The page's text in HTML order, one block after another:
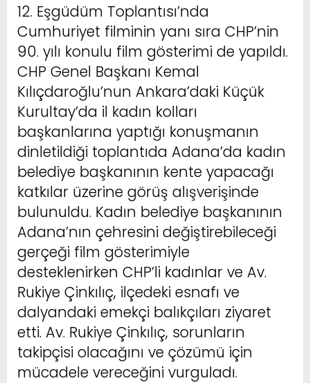
12. Eşgüdüm Toplantısı’nda
Cumhuriyet filminin yanı sıra CHP’nin
90. yılı konulu film gösterimi de yapıldı.
CHP Genel Başkanı Kemal
Kılıçdaroğlu’nun Ankara’daki Küçük
Kurultay’da il kadın kolları
başkanlarına yaptığı konuşmanın
dinletildiği toplantıda Adana’da kadın
belediye başkanının kente yapacağı
katkılar üzerine görüş alışverişinde
bulunuldu. Kadın belediye başkanının
Adana’nın çehresini değiştirebileceği
gerçeği film gösterimiyle
desteklenirken CHP’li kadınlar ve Av.
Rukiye Çinkılıç, ilçedeki esnafı ve
dalyandaki emekçi balıkçıları ziyaret
etti. Av. Rukiye Çinkılıç, sorunların
takipçisi olacağını ve çözümü için
mücadele vereceğini vurguladı.